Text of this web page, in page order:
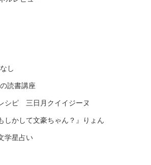
し
読書講座
シピ 三日月クイイジーヌ
しかして文豪ちゃん？』りょん
学星占い